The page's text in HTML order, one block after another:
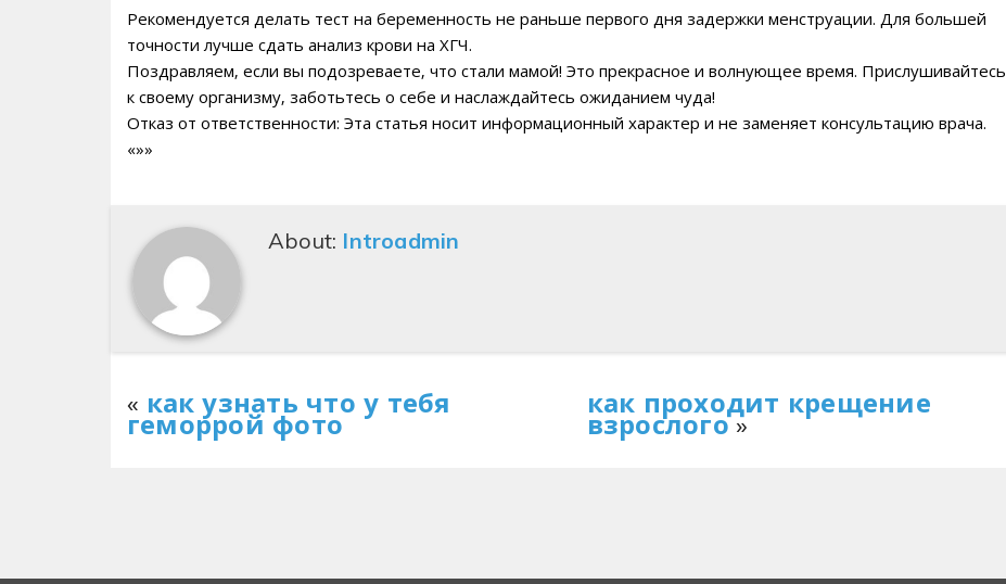
Рекомендуется делать тест на беременность не раньше первого дня задержки менструации. Для большей
точности лучше сдать анализ крови на ХГЧ.
Поздравляем‚ если вы подозреваете‚ что стали мамой! Это прекрасное и волнующее время. Прислушивайтесь
к своему организму‚ заботьтесь о себе и наслаждайтесь ожиданием чуда!
Отказ от ответственности: Эта статья носит информационный характер и не заменяет консультацию врача.
«»»
About: Introadmin
« как узнать что у тебя
геморрой фото
как проходит крещение
взрослого »